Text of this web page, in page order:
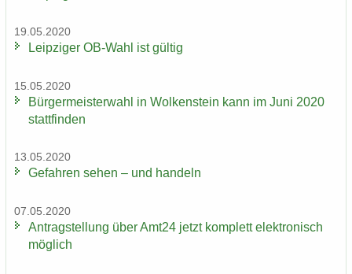
19.05.2020
Leip­zi­ger OB-​Wahl ist gül­tig
15.05.2020
Bür­ger­meis­ter­wahl in Wol­ken­stein kann im Juni 2020
statt­fin­den
13.05.2020
Ge­fah­ren sehen – und han­deln
07.05.2020
An­trag­stel­lung über Amt24 jetzt kom­plett elek­tro­nisch
mög­lich